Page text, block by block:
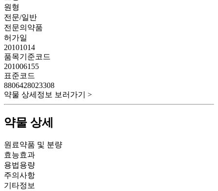
원형
전문/일반
전문의약품
허가일
20101014
품목기준코드
201006155
표준코드
8806428023308
약물 상세정보 보러가기 >
약물 상세
원료약품 및 분량
효능효과
용법용량
주의사항
기타정보